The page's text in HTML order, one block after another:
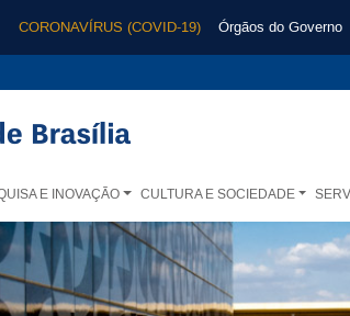
CORONAVÍRUS (COVID-19) Órgãos do Governo
E INOVAÇÃO CULTURA E SOCIEDADE